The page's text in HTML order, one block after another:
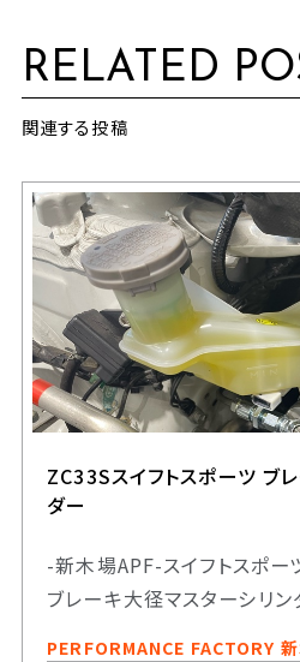
RELATED
関連する投稿
ZC33Sスイフトスポーツ ブ
ダー
-新木場APF-スイフトスポ
ブレーキ大径マスターシリン
PERFORMANCE FACTORY